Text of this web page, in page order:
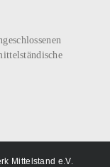
Mittelstand e.V.